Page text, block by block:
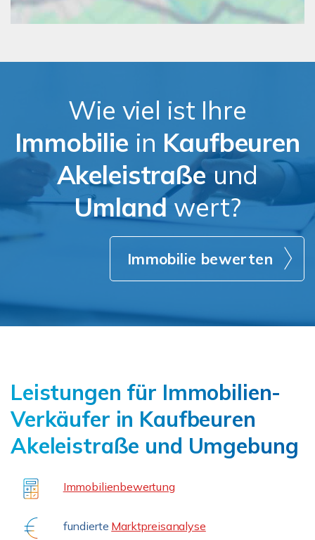
Wie viel ist Ihre
Immobilie in Kaufbeuren
Akeleistraße und
Umlandwert?
Immobilie bewerten
Leistungen für Immobilien-
Verkäufer in Kaufbeuren
Akeleistraße und Umgebung
Immobilienbewertung
fundierte Marktpreisanalyse